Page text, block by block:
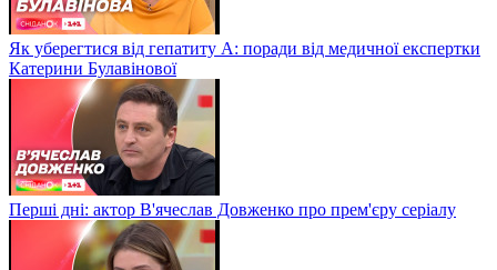
Як уберегтися від гепатиту А: поради від медичної експертки
Катерини Булавінової
Перші дні: актор В'ячеслав Довженко про прем'єру серіалу